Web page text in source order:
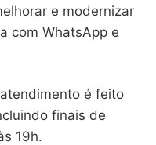
e modernizar
com WhatsApp e
é feito
finais de
19h.